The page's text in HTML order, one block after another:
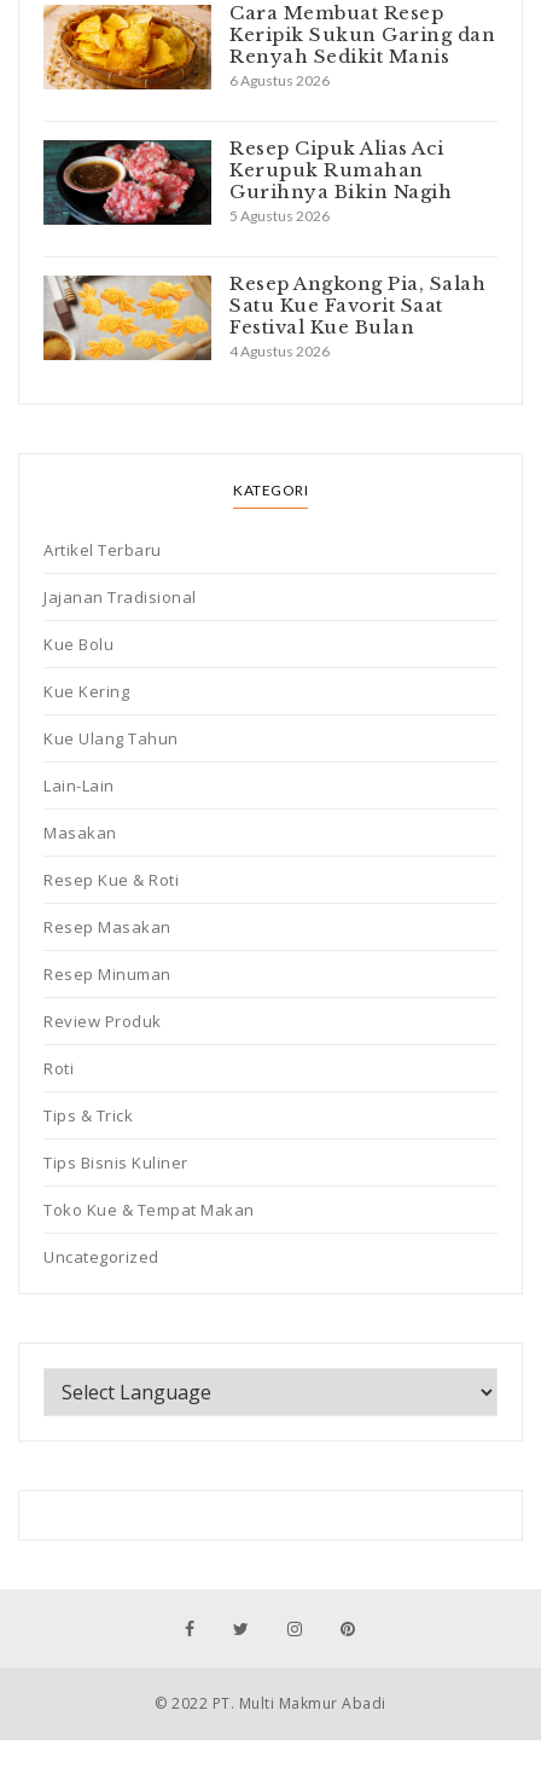
Cara Membuat Resep
Keripik Sukun Garing dan
Renyah Sedikit Manis
6 Agustus 2026
Resep Cipuk Alias Aci
Kerupuk Rumahan
Gurihnya Bikin Nagih
5 Agustus 2026
Resep Angkong Pia, Salah
Satu Kue Favorit Saat
Festival Kue Bulan
4 Agustus 2026
KATEGORI
Artikel Terbaru
Jajanan Tradisional
Kue Bolu
Kue Kering
Kue Ulang Tahun
Lain-Lain
Masakan
Resep Kue & Roti
Resep Masakan
Resep Minuman
Review Produk
Roti
Tips & Trick
Tips Bisnis Kuliner
Toko Kue & Tempat Makan
Uncategorized
© 2022 PT. Multi Makmur Abadi